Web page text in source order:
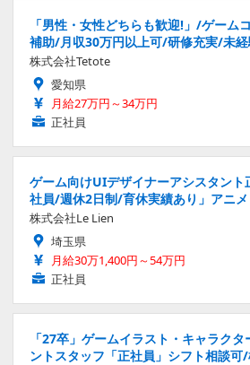
「男性・女性どちらも歓迎!」/ゲーム
補助/月収30万円以上可/研修充実/未
株式会社Tetote
愛知県
月給27万円～34万円
正社員
ゲーム向けUIデザイナーアシスタント
社員/週休2日制/育休実績あり」アニ
株式会社Le Lien
埼玉県
月給30万1,400円～54万円
正社員
「27卒」ゲームイラスト・キャラク
ントスタッフ「正社員」シフト相談可